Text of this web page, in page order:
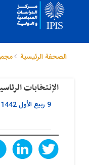
الصحفة الرئيسية
الإنتخابات
9 ربيع الأول 1442